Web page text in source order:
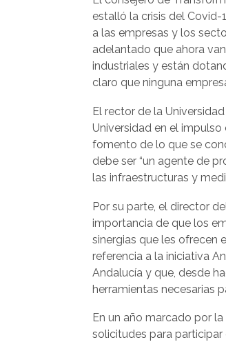
estalló la crisis del
a las empresas y los
adelantado que ahora
industriales y están
claro que ninguna
El rector de la
Universidad en el
fomento de lo que se
debe ser “un agente de
las infraestructuras y
Por su parte, el director
importancia de que los
sinergias que les ofrecen
referencia a la iniciativa
Andalucía y que, desde
herramientas necesarias
En un año marcado por
solicitudes para participar